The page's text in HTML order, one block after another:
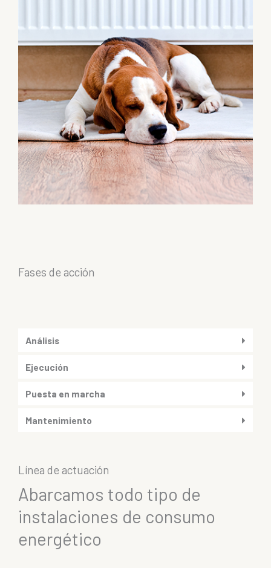
Línea de actuación
Abarcamos todo tipo de
instalaciones de consumo
energético
Fases de acción
Análisis
Ejecución
Puesta en marcha
Mantenimiento